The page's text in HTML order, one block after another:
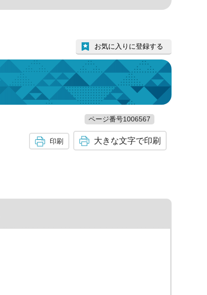
お気に入りに登録する
ページ番号1006567
印刷 大きな文字で印刷